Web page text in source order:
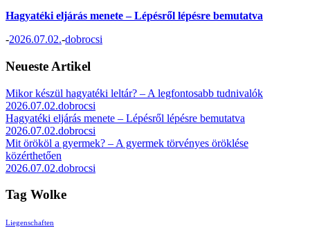
Hagyatéki eljárás menete – Lépésről lépésre bemutatva
-2026.07.02.-dobrocsi
Neueste Artikel
Mikor készül hagyatéki leltár? – A legfontosabb tudnivalók
2026.07.02.dobrocsi
Hagyatéki eljárás menete – Lépésről lépésre bemutatva
2026.07.02.dobrocsi
Mit örököl a gyermek? – A gyermek törvényes öröklése
közérthetően
2026.07.02.dobrocsi
Tag Wolke
Liegenschaften